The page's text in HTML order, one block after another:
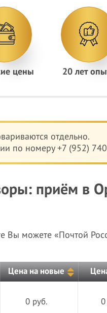
цены 20 лет
отдельно.
по номеру +7 (952)
приём в
Вы можете «Почтой
Цена на новые
0 руб. 0